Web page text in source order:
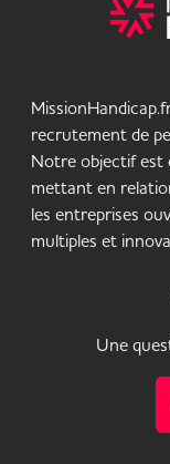
recrutement de
Notre objectif est
mettant en
les entreprises
multiples et
Une